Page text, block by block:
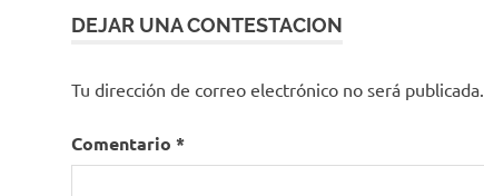
DEJAR UNA CONTESTACION
Tu dirección de correo electrónico no será publicada.
Comentario *